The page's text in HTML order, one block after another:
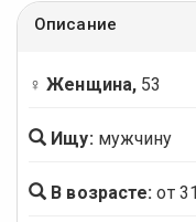
Описание
♀ Женщина, 53
Ищу: мужчину
В возрасте: от